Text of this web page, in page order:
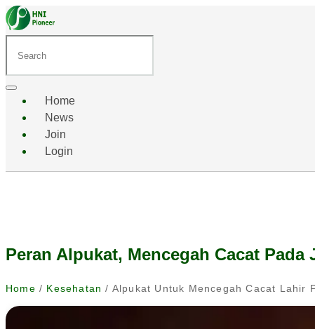
Home
News
Join
Login
Peran Alpukat, Mencegah Cacat Pada
Home / Kesehatan / Alpukat Untuk Mencegah Cacat Lahir